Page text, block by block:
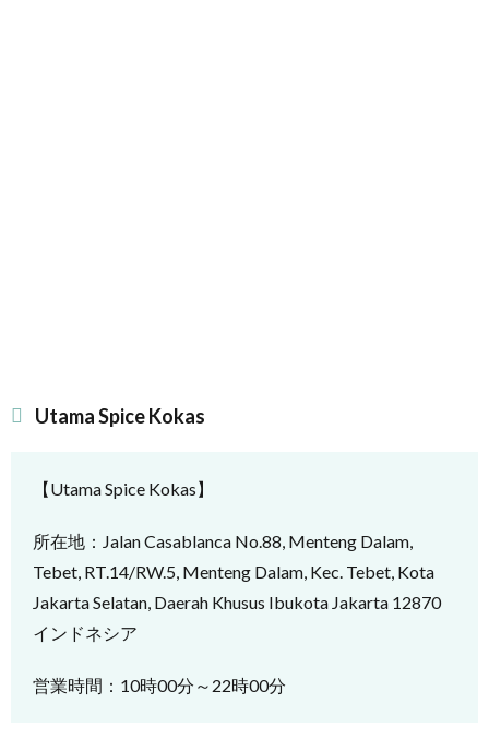
Utama Spice Kokas
【Utama Spice Kokas】
所在地：Jalan Casablanca No.88, Menteng Dalam,
Tebet, RT.14/RW.5, Menteng Dalam, Kec. Tebet, Kota
Jakarta Selatan, Daerah Khusus Ibukota Jakarta 12870
インドネシア
営業時間：10時00分～22時00分